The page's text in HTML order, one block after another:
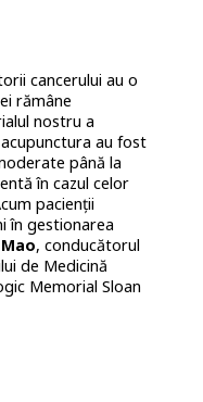
cancerului au o
rămâne
nostru a
au fost
până la
în cazul celor
pacienții
în gestionarea
Mao, conducătorul
de Medicină
Memorial Sloan